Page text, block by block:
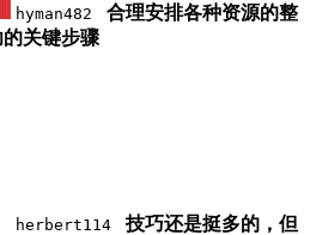
hyman482
合理安排各种资源的整
关键步骤
herbert114
技巧还是挺多的，但